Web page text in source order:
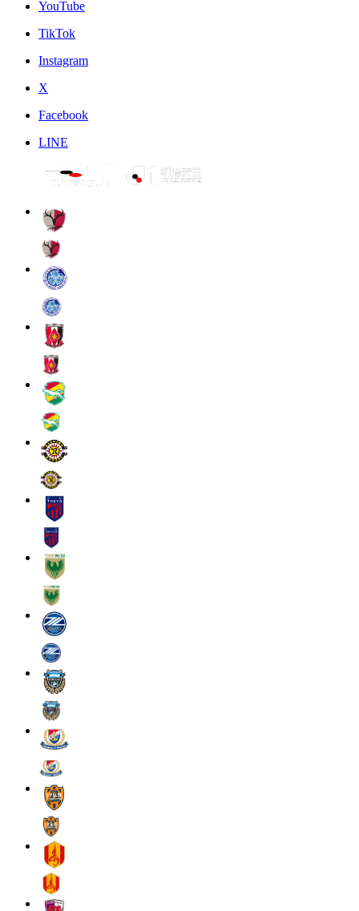
YouTube
TikTok
Instagram
X
Facebook
LINE